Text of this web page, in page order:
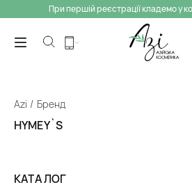
При першій реєстрації кладемо у
Azi Бренд
HYMEY`S
КАТАЛОГ